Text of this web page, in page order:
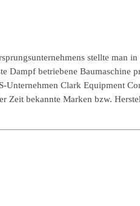
stellte man
Dampf betriebene Baumaschine
Clark Equipment
bekannte Marken bzw.